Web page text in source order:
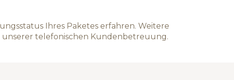
Ihres Paketes erfahren. Weitere
telefonischen Kundenbetreuung.